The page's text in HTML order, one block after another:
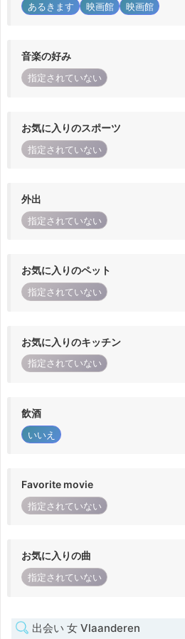
あるきます 映画館 映画館
音楽の好み
指定されていない
お気に入りのスポーツ
指定されていない
外出
指定されていない
お気に入りのペット
指定されていない
お気に入りのキッチン
指定されていない
飲酒
いいえ
Favorite movie
指定されていない
お気に入りの曲
指定されていない
出会い 女 Vlaanderen